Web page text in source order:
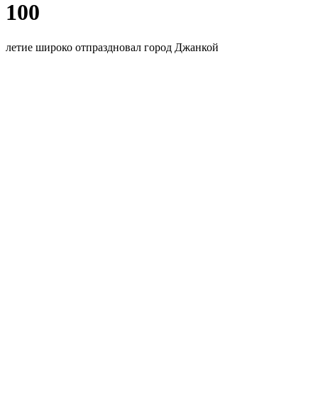
100
летие широко отпраздновал город Джанкой